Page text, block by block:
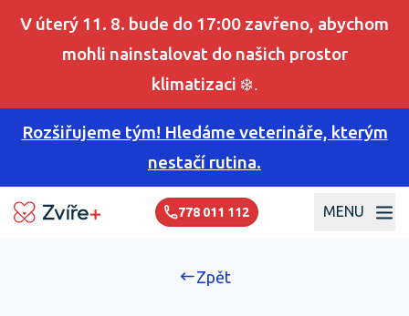
V úterý 11. 8. bude do 17:00 zavřeno, abychom
mohli nainstalovat do našich prostor
klimatizaci ❄️.
Rozšiřujeme tým! Hledáme veterináře, kterým
nestačí rutina.
MENU
778 011 112
Zpět